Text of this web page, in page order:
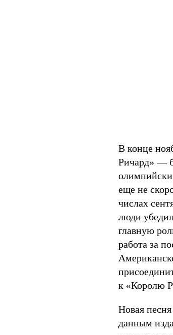
В конце
Ричард» —
еще не
числах
люди
главную
работа за
к «Королю
Новая
данным